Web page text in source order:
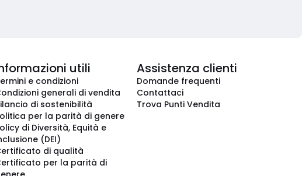
utili
e condizioni
generali di vendita
di sostenibilità
per la parità di genere
di Diversità, Equità e
(DEI)
di qualità
per la parità di
Assistenza clienti
Domande frequenti
Contattaci
Trova Punti Vendita